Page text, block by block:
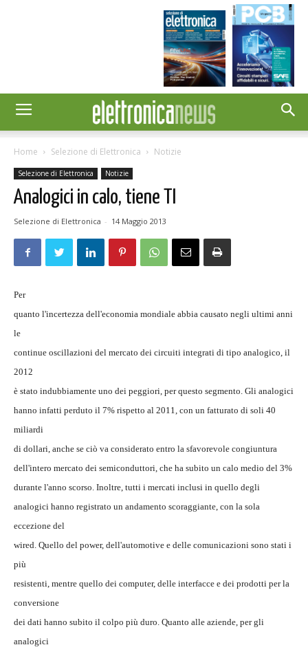
Home Selezione di Elettronica Notizie
Selezione di Elettronica Notizie
Analogici in calo, tiene TI
Selezione di Elettronica - 14 Maggio 2013
Per
quanto l'incertezza dell'economia mondiale abbia causato negli ultimi anni
le
continue oscillazioni del mercato dei circuiti integrati di tipo analogico, il
2012
è stato indubbiamente uno dei peggiori, per questo segmento. Gli analogici
hanno infatti perduto il 7% rispetto al 2011, con un fatturato di soli 40
miliardi
di dollari, anche se ciò va considerato entro la sfavorevole congiuntura
dell'intero mercato dei semiconduttori, che ha subito un calo medio del 3%
durante l'anno scorso. Inoltre, tutti i mercati inclusi in quello degli
analogici hanno registrato un andamento scoraggiante, con la sola
eccezione del
wired. Quello del power, dell'automotive e delle comunicazioni sono stati i
più
resistenti, mentre quello dei computer, delle interfacce e dei prodotti per la
conversione
dei dati hanno subito il colpo più duro. Quanto alle aziende, per gli
analogici